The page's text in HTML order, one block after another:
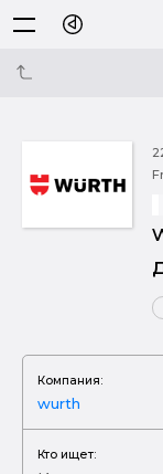
Компания:
wurth
Кто ищет: